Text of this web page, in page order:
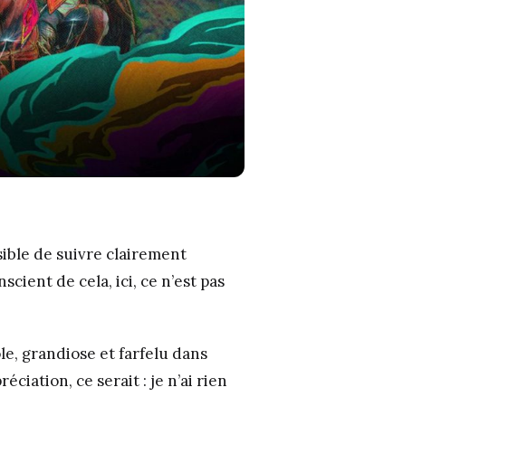
de suivre clairement
de cela, ici, ce n’est pas
grandiose et farfelu dans
ce serait : je n’ai rien